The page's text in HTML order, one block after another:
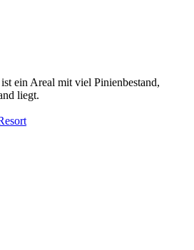
ein Areal mit viel Pinienbestand,
liegt.